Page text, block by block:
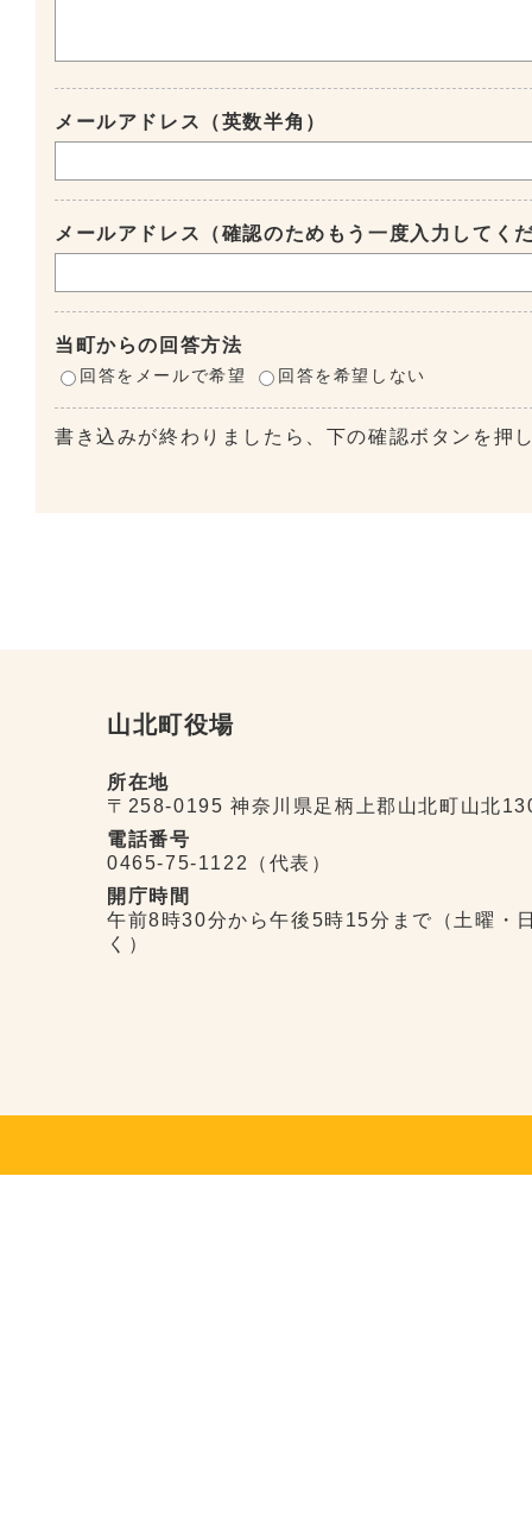
メールアドレス（英数半角）
メールアドレス（確認のためもう一度入力してく
当町からの回答方法
回答をメールで希望 回答を希望しない
書き込みが終わりましたら、下の確認ボタンを押
山北町役場
所在地
〒258-0195 神奈川県足柄上郡山北町山北
電話番号
0465-75-1122（代表）
開庁時間
午前8時30分から午後5時15分まで（土曜・
く）